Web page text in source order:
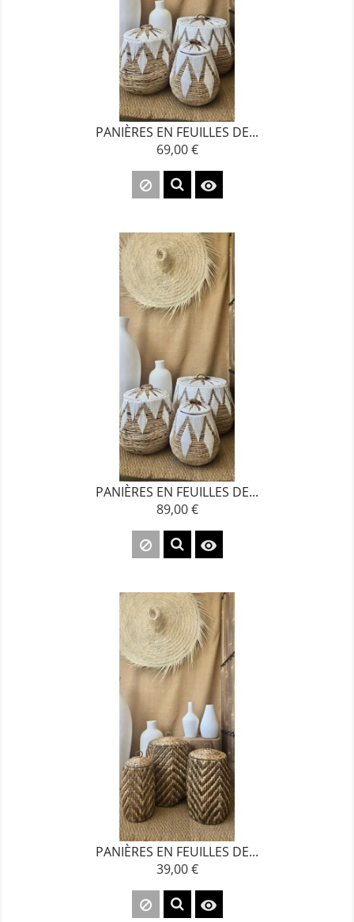
PANIÈRES EN FEUILLES DE...
Prix
69,00 €

PANIÈRES EN FEUILLES DE...
Prix
89,00 €

PANIÈRES EN FEUILLES DE...
Prix
39,00 €
